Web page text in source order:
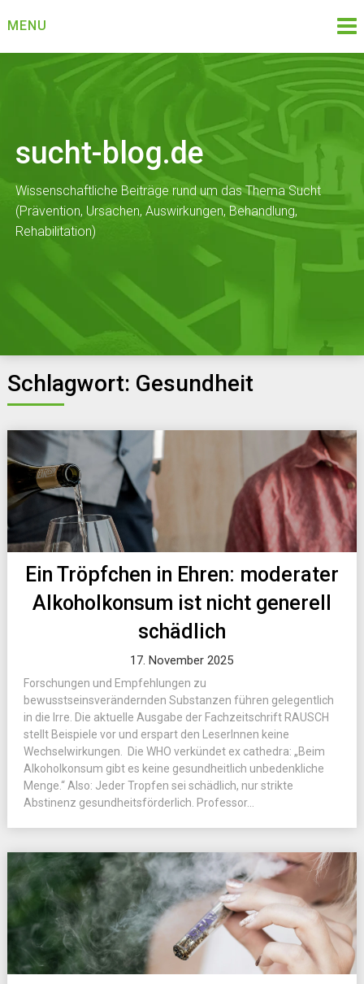
toMENU
sucht-blog.de
Wissenschaftliche Beiträge rund um das Thema Sucht
(Prävention, Ursachen, Auswirkungen, Behandlung,
Rehabilitation)
Schlagwort: Gesundheit
Ein Tröpfchen in Ehren: moderater
Alkoholkonsum ist nicht generell
schädlich
17. November 2025
Forschungen und Empfehlungen zu
bewusstseinsverändernden Substanzen führen gelegentlich
in die Irre. Die aktuelle Ausgabe der Fachzeitschrift RAUSCH
stellt Beispiele vor und erspart den LeserInnen keine
Wechselwirkungen. Die WHO verkündet ex cathedra: „Beim
Alkoholkonsum gibt es keine gesundheitlich unbedenkliche
Menge.“ Also: Jeder Tropfen sei schädlich, nur strikte
Abstinenz gesundheitsförderlich. Professor...